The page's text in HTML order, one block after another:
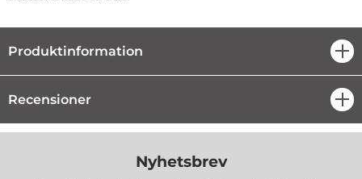
Produktinformation
Recensioner
Nyhetsbrev